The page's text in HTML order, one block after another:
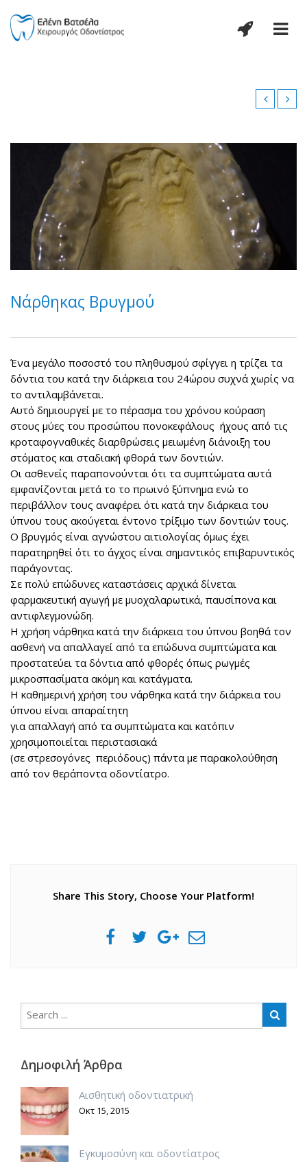
Νάρθηκας Βρυγμού
Ένα μεγάλο ποσοστό του πληθυσμού σφίγγει η τρίζει τα
δόντια του κατά την διάρκεια του 24ώρου συχνά χωρίς να
το αντιλαμβάνεται.
Αυτό δημιουργεί με το πέρασμα του χρόνου κούραση
στους μύες του προσώπου πονοκεφάλους ήχους από τις
κροταφογναθικές διαρθρώσεις μειωμένη διάνοιξη του
στόματος και σταδιακή φθορά των δοντιών.
Οι ασθενείς παραπονούνται ότι τα συμπτώματα αυτά
εμφανίζονται μετά το το πρωινό ξύπνημα ενώ το
περιβάλλον τους αναφέρει ότι κατά την διάρκεια του
ύπνου τους ακούγεται έντονο τρίξιμο των δοντιών τους.
Ο βρυγμός είναι αγνώστου αιτιολογίας όμως έχει
παρατηρηθεί ότι το άγχος είναι σημαντικός επιβαρυντικός
παράγοντας.
Σε πολύ επώδυνες καταστάσεις αρχικά δίνεται
φαρμακευτική αγωγή με μυοχαλαρωτικά, παυσίπονα και
αντιφλεγμονώδη.
Η χρήση νάρθηκα κατά την διάρκεια του ύπνου βοηθά τον
ασθενή να απαλλαγεί από τα επώδυνα συμπτώματα και
προστατεύει τα δόντια από φθορές όπως ρωγμές
μικροσπασίματα ακόμη και κατάγματα.
Η καθημερινή χρήση του νάρθηκα κατά την διάρκεια του
ύπνου είναι απαραίτητη
για απαλλαγή από τα συμπτώματα και κατόπιν
χρησιμοποιείται περιστασιακά
(σε στρεσογόνες περιόδους) πάντα με παρακολούθηση
από τον θεράποντα οδοντίατρο.
Share This Story, Choose Your Platform!
Δημοφιλή Άρθρα
Αισθητική οδοντιατρική
Οκτ 15, 2015
Εγκυμοσύνη και οδοντίατρος